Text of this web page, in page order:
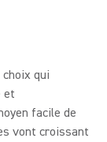
qui
et
facile de
vont croissant